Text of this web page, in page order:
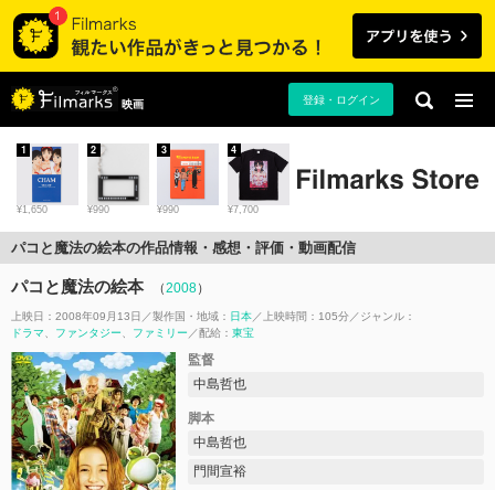
映画 登録・ログイン
¥1,650
1
¥990
2
¥990
3
¥7,700
4
パコと魔法の絵本の作品情報・感想・評価・動画配信
パコと魔法の絵本 （2008）
上映日：2008年09月13日 製作国・地域： 日本 上映時間：105分
ジャンル：
ドラマ
ファンタジー ファミリー 配給： 東宝
監督
中島哲也
脚本
中島哲也
門間宣裕